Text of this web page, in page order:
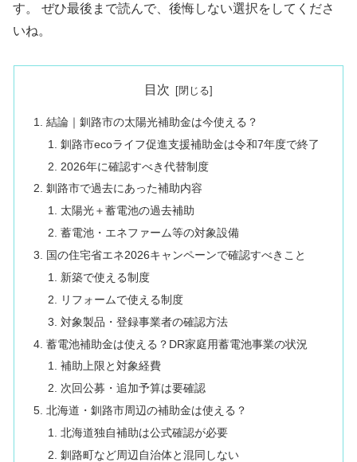
す。 ぜひ最後まで読んで、後悔しない選択をしてくださ
いね。
目次
結論｜釧路市の太陽光補助金は今使える？
釧路市ecoライフ促進支援補助金は令和7年度で終了
2026年に確認すべき代替制度
釧路市で過去にあった補助内容
太陽光＋蓄電池の過去補助
蓄電池・エネファーム等の対象設備
国の住宅省エネ2026キャンペーンで確認すべきこと
新築で使える制度
リフォームで使える制度
対象製品・登録事業者の確認方法
蓄電池補助金は使える？DR家庭用蓄電池事業の状況
補助上限と対象経費
次回公募・追加予算は要確認
北海道・釧路市周辺の補助金は使える？
北海道独自補助は公式確認が必要
釧路町など周辺自治体と混同しない